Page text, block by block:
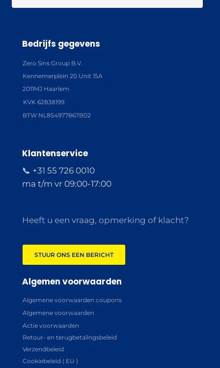
Bedrijfs gegevens
Zero Sins Group B.V.
Kennemerplein 20 Unit 15A
2011MJ Haarlem
KVK 62838199
BTW NL854977867B02
Klantenservice
📞 +31 55 726 0010
ma t/m vr 09:00-17:00
Heeft u een vraag, opmerking of klacht?
STUUR ONS EEN BERICHT
Algemen voorwaarden
Algemene voorwaarden coupons
Algemene voorwaarden
Actie voorwaarden
Retour- en terugbetalingsbeleid
Verzendbeleid
Cookiebeleid ( EU )